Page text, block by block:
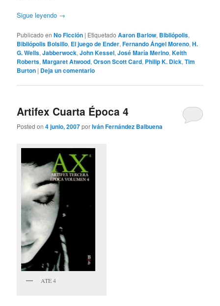
Sigue leyendo →
Publicado en No Ficción | Etiquetado Aaron Barlow, Bibliópolis,
Bibliópolis Bolsillo, El juego de Ender,Fernando Ángel Moreno,H.
G. Wells,Jabberwock,John Kessel,José María Merino,Keith
Roberts,Margaret Atwood,Orson Scott Card, Philip K. Dick,Tim
Burton | Deja un comentario
Artifex Cuarta Época 4
Posted on4 junio, 2007porIván Fernández Balbuena
ATE 4